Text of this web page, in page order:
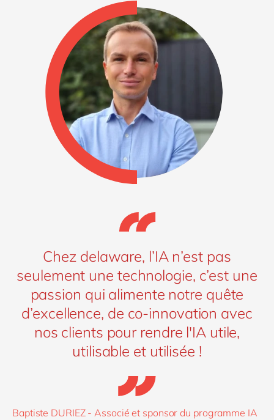
Chez delaware, l’IA n’est pas
seulement une technologie, c’est une
passion qui alimente notre quête
d’excellence, de co-innovation avec
nos clients pour rendre l'IA utile,
utilisable et utilisée !
Baptiste DURIEZ - Associé et sponsor du programme IA